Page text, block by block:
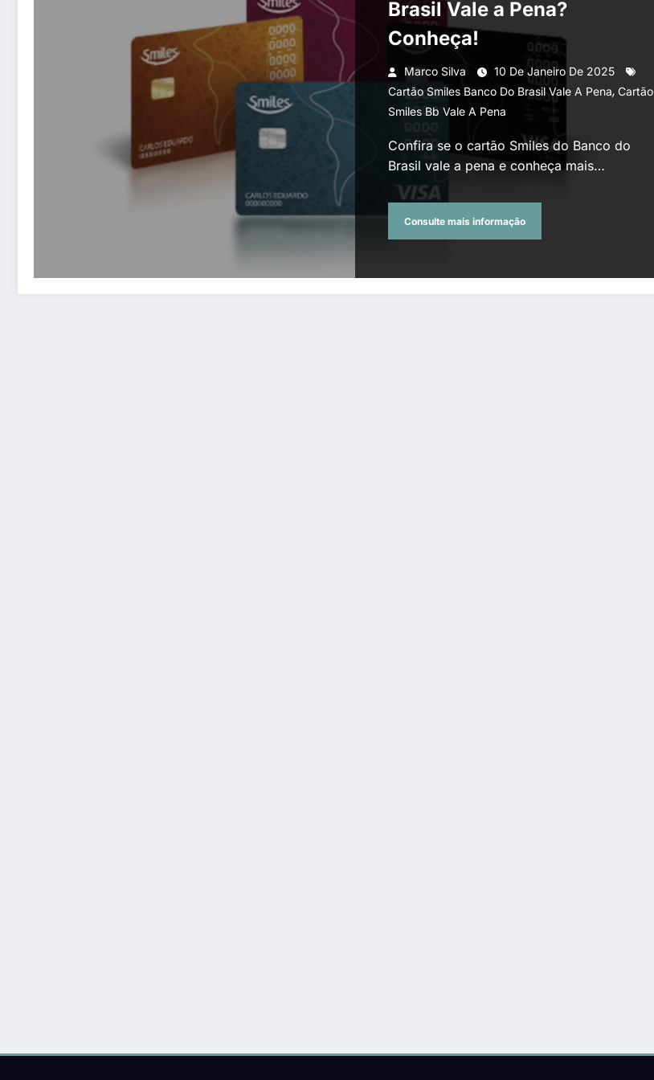
Brasil Vale a Pena?
Conheça!
Marco Silva
10 De Janeiro De 2025
Cartão Smiles Banco Do Brasil Vale A Pena, Cartão
Smiles Bb Vale A Pena
Confira se o cartão Smiles do Banco do
Brasil vale a pena e conheça mais…
Consulte mais informação